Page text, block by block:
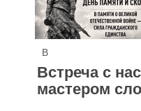
В
Встреча с
мастером